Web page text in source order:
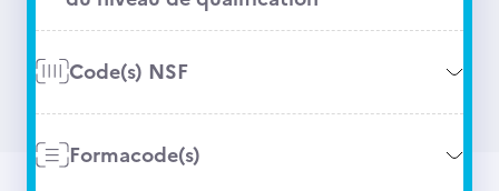
Code(s) NSF
Formacode(s)